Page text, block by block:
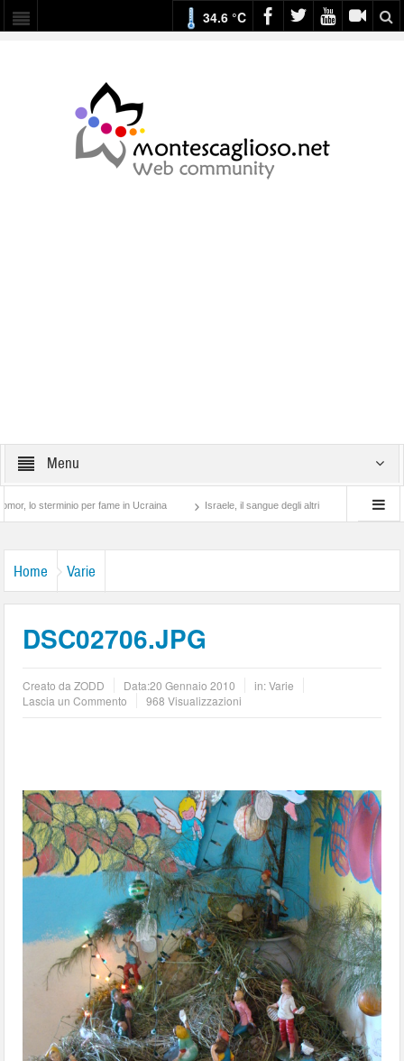
34.6 °C
Menu
per fame in Ucraina Israele, il sangue degli altri Lotta di classe… tra
Home Varie
DSC02706.JPG
Creato daZODD Data:20 Gennaio 2010 in:Varie
Lascia un Commento
968 Visualizzazioni